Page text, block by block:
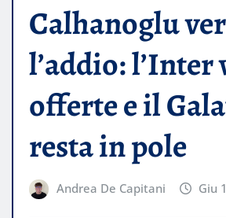
Calhanoglu
l’addio: l’Inter
offerte e il
resta in pole
Andrea De Capitani Giu